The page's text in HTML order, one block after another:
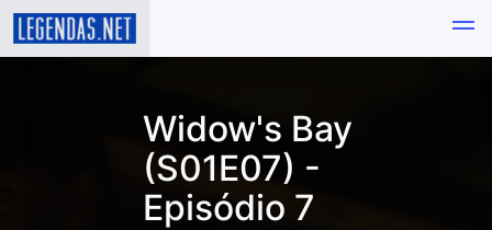
Widow's Bay
(S01E07) -
Episódio 7